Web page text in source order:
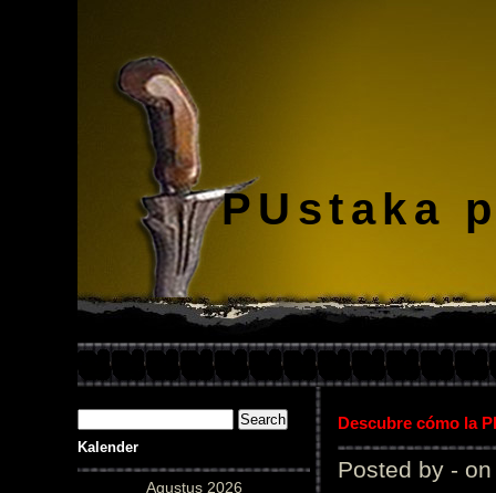
PUstaka
Kalender
Agustus 2026
Descubre cómo la
Posted by - on